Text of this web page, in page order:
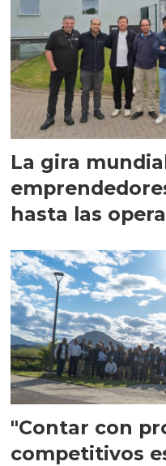
La gira
hasta las
"Contar con
competitivos